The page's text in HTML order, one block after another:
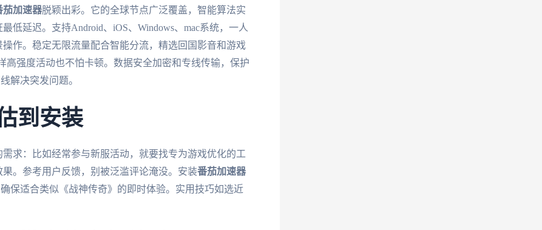
茄加速器脱颖出彩。它的全球节点广泛覆盖，智能算法实
低延迟。支持Android、iOS、Windows、mac系统，一人
作。稳定无限流量配合智能分流，精选回国影音和游戏
高强度活动也不怕卡顿。数据安全加密和专线传输，保护
解决突发问题。
到安装
求：比如经常参与新服活动，就要找专为游戏优化的工
。参考用户反馈，别被泛滥评论淹没。安装番茄加速器
保适合类似《战神传奇》的即时体验。实用技巧如选近